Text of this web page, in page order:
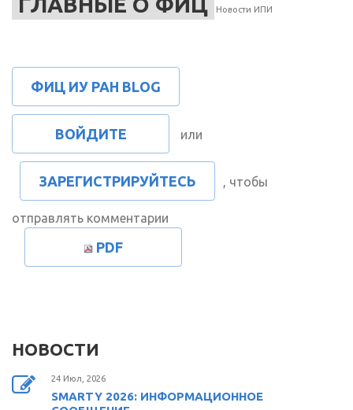
Новости ИПИ
ФИЦ ИУ РАН BLOG
ВОЙДИТЕ или
ЗАРЕГИСТРИРУЙТЕСЬ , чтобы
отправлять комментарии
PDF
НОВОСТИ
24 Июл, 2026
SMARTY 2026: ИНФОРМАЦИОННОЕ